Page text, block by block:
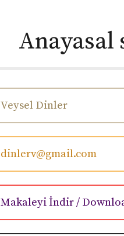
Anayasal
Veysel Dinler
dinlerv@gmail.com
Makaleyi İndir /